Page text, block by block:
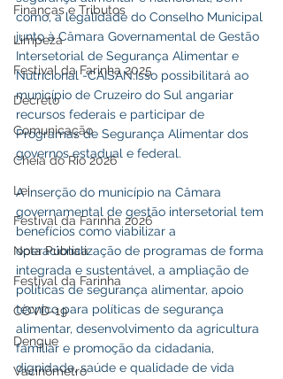
Finanças e Tributos
Limpeza
Festival da Farinha 2025
Decreto
Comunicação
Cheia do Rio 2026
Lei
Festival da Farinha 2026
Nota Pública
Festival da Farinha
COVD-19
Dengue
Vacinômetro
como, a legalidade do Conselho Municipal
junto à Câmara Governamental de Gestão
Intersetorial de Segurança Alimentar e
Nutricional -CAISAN.Isso possibilitará ao
município de Cruzeiro do Sul angariar
recursos federais e participar de
Programas de Segurança Alimentar dos
governos estadual e federal.
A inserção do município na Câmara
governamental de gestão intersetorial tem
benefícios como viabilizar a
operacionalização de programas de forma
integrada e sustentável, a ampliação de
políticas de segurança alimentar, apoio
técnico para políticas de segurança
alimentar, desenvolvimento da agricultura
familiar e promoção da cidadania,
dignidade, saúde e qualidade de vida